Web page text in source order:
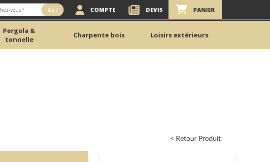
Go ! COMPTE DEVIS PANIER
Pergola &
tonnelle
Charpente bois Loisirs extérieurs
< Retour Produit